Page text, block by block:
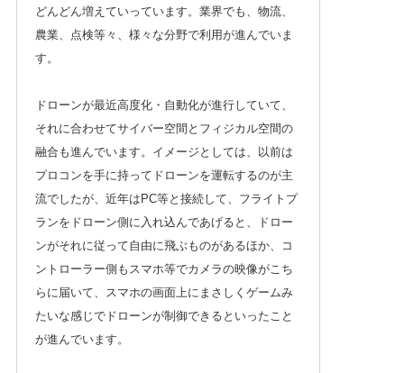
どんどん増えていっています。業界でも、物流、
農業、点検等々、様々な分野で利用が進んでいま
す。
ドローンが最近高度化・自動化が進行していて、
それに合わせてサイバー空間とフィジカル空間の
融合も進んでいます。イメージとしては、以前は
プロコンを手に持ってドローンを運転するのが主
流でしたが、近年はPC等と接続して、フライトプ
ランをドローン側に入れ込んであげると、ドロー
ンがそれに従って自由に飛ぶものがあるほか、コ
ントローラー側もスマホ等でカメラの映像がこち
らに届いて、スマホの画面上にまさしくゲームみ
たいな感じでドローンが制御できるといったこと
が進んでいます。